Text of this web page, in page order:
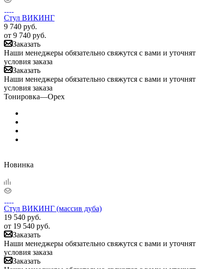
Стул ВИКИНГ
9 740 руб.
от 9 740 руб.
Заказать
Наши менеджеры обязательно свяжутся с вами и уточнят
условия заказа
Заказать
Наши менеджеры обязательно свяжутся с вами и уточнят
условия заказа
Тонировка—Орех
Новинка
Стул ВИКИНГ (массив дуба)
19 540 руб.
от 19 540 руб.
Заказать
Наши менеджеры обязательно свяжутся с вами и уточнят
условия заказа
Заказать